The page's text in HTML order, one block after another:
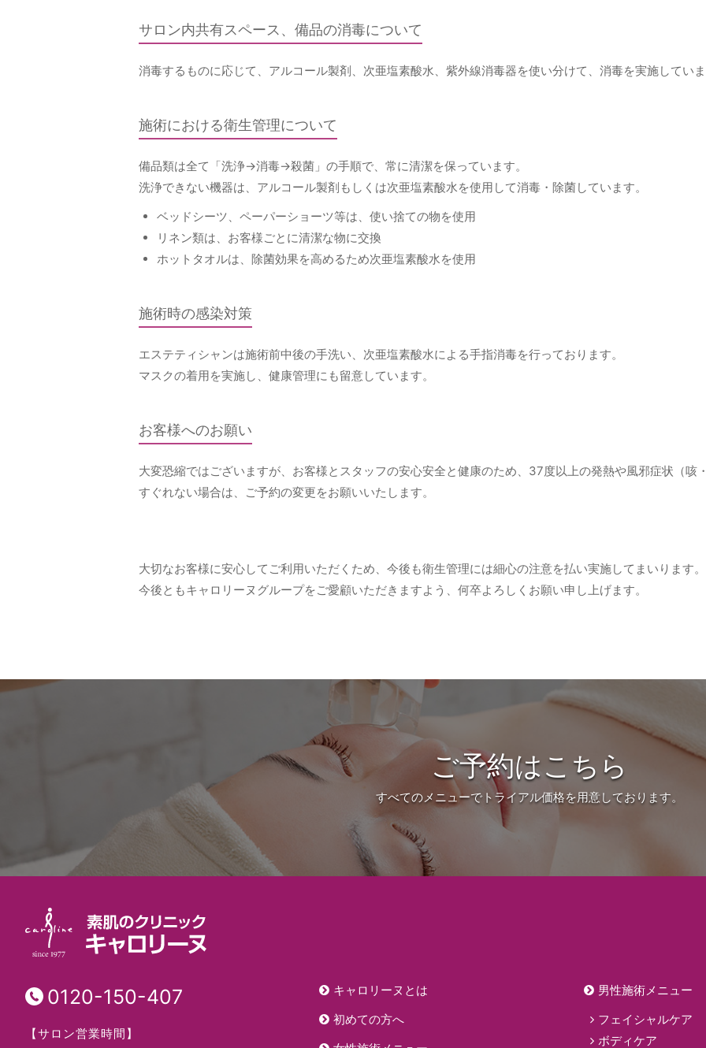
サロン内共有スペース、備品の消毒について
消毒するものに応じて、アルコール製剤、次亜塩素酸水、紫外線消毒器を使い分けて、消毒を実施してい
施術における衛生管理について
備品類は全て「洗浄→消毒→殺菌」の手順で、常に清潔を保っています。
洗浄できない機器は、アルコール製剤もしくは次亜塩素酸水を使用して消毒・除菌しています。
ベッドシーツ、ペーパーショーツ等は、使い捨ての物を使用
リネン類は、お客様ごとに清潔な物に交換
ホットタオルは、除菌効果を高めるため次亜塩素酸水を使用
施術時の感染対策
エステティシャンは施術前中後の手洗い、次亜塩素酸水による手指消毒を行っております。
マスクの着用を実施し、健康管理にも留意しています。
お客様へのお願い
大変恐縮ではございますが、お客様とスタッフの安心安全と健康のため、37度以上の発熱や風邪症状（咳
すぐれない場合は、ご予約の変更をお願いいたします。
大切なお客様に安心してご利用いただくため、今後も衛生管理には細心の注意を払い実施してまいります。
今後ともキャロリーヌグループをご愛顧いただきますよう、何卒よろしくお願い申し上げます。
ご予約はこちら
すべてのメニューでトライアル価格を用意しております。
0120-150-407
【サロン営業時間】
キャロリーヌとは
初めての方へ
男性施術メニュー
フェイシャルケア
ボディケア